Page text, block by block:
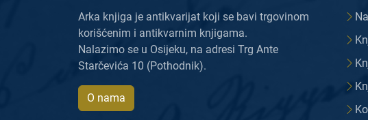
Arka knjiga je antikvarijat koji se bavi trgovinom
korišćenim i antikvarnim knjigama.
Nalazimo se u Osijeku, na adresi Trg Ante
Starčevića 10 (Pothodnik).
O nama